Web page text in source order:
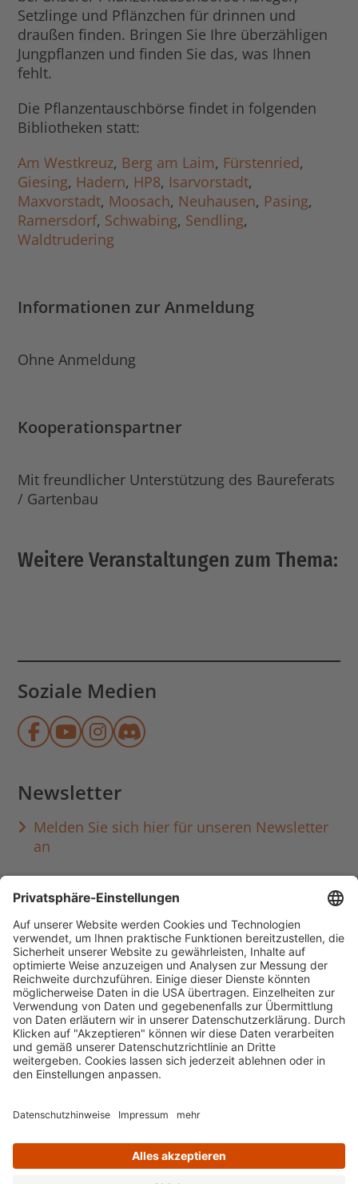
Setzlinge und Pflänzchen für drinnen und
draußen finden. Bringen Sie Ihre überzähligen
Jungpflanzen und finden Sie das, was Ihnen
fehlt.
Die Pflanzentauschbörse findet in folgenden
Bibliotheken statt:
Am Westkreuz, Berg am Laim, Fürstenried,
Giesing, Hadern, HP8, Isarvorstadt,
Maxvorstadt, Moosach, Neuhausen, Pasing,
Ramersdorf, Schwabing, Sendling,
Waldtrudering
Informationen zur Anmeldung
Ohne Anmeldung
Kooperationspartner
Mit freundlicher Unterstützung des Baureferats
/ Gartenbau
Weitere Veranstaltungen zum Thema:
Soziale Medien
Münchner Stadtbibliothek auf
Münchner Stadtbibliothek auf
Münchner Stadtbibliothek
Münchner
Newsletter
Melden Sie sich hier für unseren Newsletter
an
Häufig aufgerufen
Standorte & Öffnungszeiten
anmelden & ausleihen
Ausbildung & Karriere
Impressum Datenschutz Barrierefreiheit
literaturportal-bayern.de